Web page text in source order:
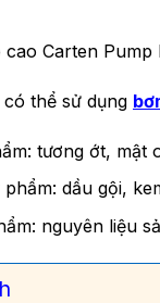
cao Carten
thể sử dụng
tương ớt, mật
dầu gội,
nguyên liệu